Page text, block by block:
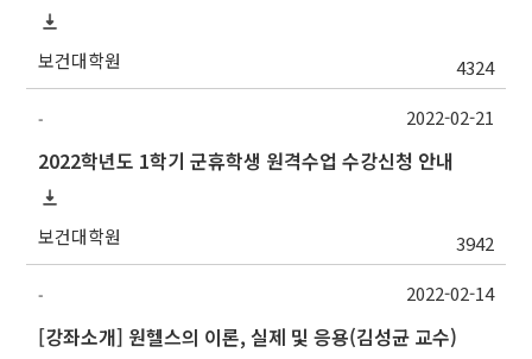
보건대학원 4324
-
2022학년도 1학기 군휴학생 원격수업 수강신청 안내
보건대학원 3942
2022-02-21
-
[강좌소개] 원헬스의 이론, 실제 및 응용(김성균 교수)
2022-02-14